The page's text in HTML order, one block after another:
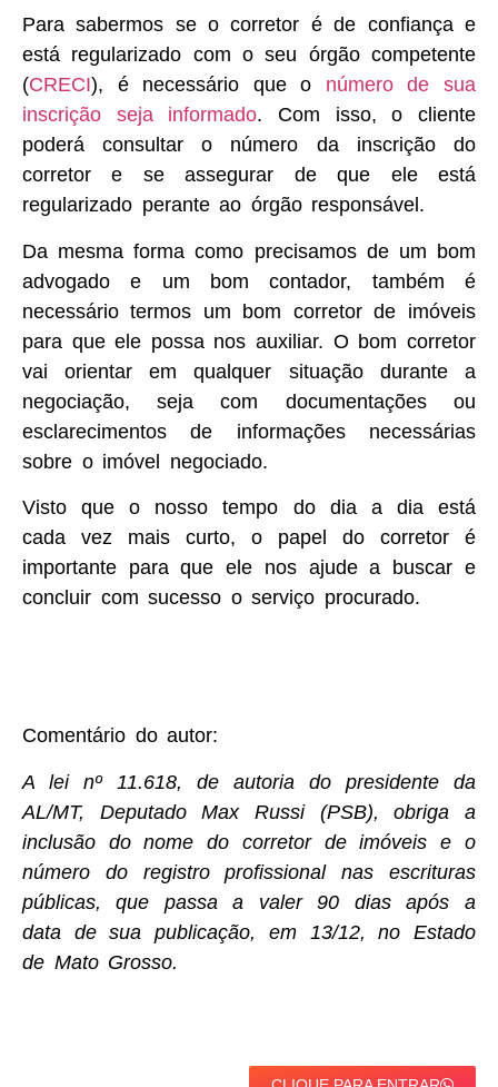
Para sabermos se o corretor é de confiança e
está regularizado com o seu órgão competente
(CRECI), é necessário que o número de sua
inscrição seja informado. Com isso, o cliente
poderá consultar o número da inscrição do
corretor e se assegurar de que ele está
regularizado perante ao órgão responsável.
Da mesma forma como precisamos de um bom
advogado e um bom contador, também é
necessário termos um bom corretor de imóveis
para que ele possa nos auxiliar. O bom corretor
vai orientar em qualquer situação durante a
negociação, seja com documentações ou
esclarecimentos de informações necessárias
sobre o imóvel negociado.
Visto que o nosso tempo do dia a dia está
cada vez mais curto, o papel do corretor é
importante para que ele nos ajude a buscar e
concluir com sucesso o serviço procurado.
Comentário do autor:
A lei nº 11.618, de autoria do presidente da
AL/MT, Deputado Max Russi (PSB), obriga a
inclusão do nome do corretor de imóveis e o
número do registro profissional nas escrituras
públicas, que passa a valer 90 dias após a
data de sua publicação, em 13/12, no Estado
de Mato Grosso.